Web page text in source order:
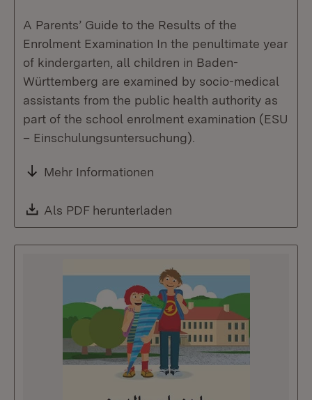
A Parents’ Guide to the Results of the
Enrolment Examination In the penultimate year
of kindergarten, all children in Baden-
Württemberg are examined by socio-medical
assistants from the public health authority as
part of the school enrolment examination (ESU
– Einschulungsuntersuchung).
Mehr Informationen
Download:
Als PDF herunterladen